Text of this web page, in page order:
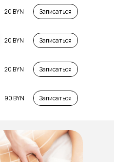
20 BYN Записаться
20 BYN Записаться
20 BYN Записаться
90 BYN Записаться